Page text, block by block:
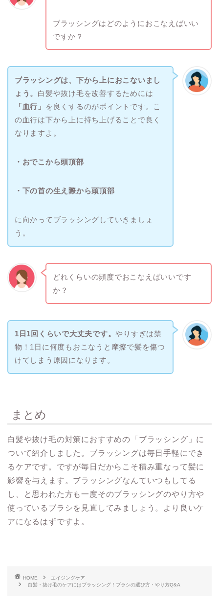
ブラッシングはどのようにおこなえばいい
ですか？
ブラッシングは、下から上におこないまし
ょう。 白髪や抜け毛を改善するためには
「血行」
を良くするのがポイントです。こ
の血行は下から上に持ち上げることで良く
なりますよ。
・ おでこから頭頂部
・下の首の生え際から頭頂部
に向かってブラッシングしていきましょ
う。
どれくらいの頻度でおこなえばいいです
か？
1日1回くらいで大丈夫です。やりすぎは禁
物！1日に何度もおこなうと摩擦で髪を傷つ
けてしまう原因になります。
まとめ
白髪や抜け毛の対策におすすめの「ブラッシング」に
ついて紹介しました。ブラッシングは毎日手軽にでき
るケアです。ですが毎日だからこそ積み重なって髪に
影響を与えます。ブラッシングなんていつもしてる
し、と思われた方も一度そのブラッシングのやり方や
使っているブラシを見直してみましょう。より良いケ
アになるはずですよ。
HOME
エイジングケア
白髪・抜け毛のケアにはブラッシング！ブラシの選び方・やり方Q&A